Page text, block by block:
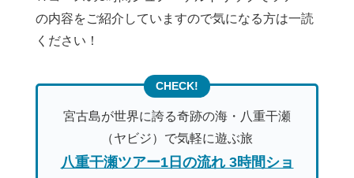
の内容をご紹介していますので気になる方は一読
ください！
宮古島が世界に誇る奇跡の海・八重干瀬
（ヤビジ）で気軽に遊ぶ旅
八重干瀬ツアー1日の流れ 3時間ショ